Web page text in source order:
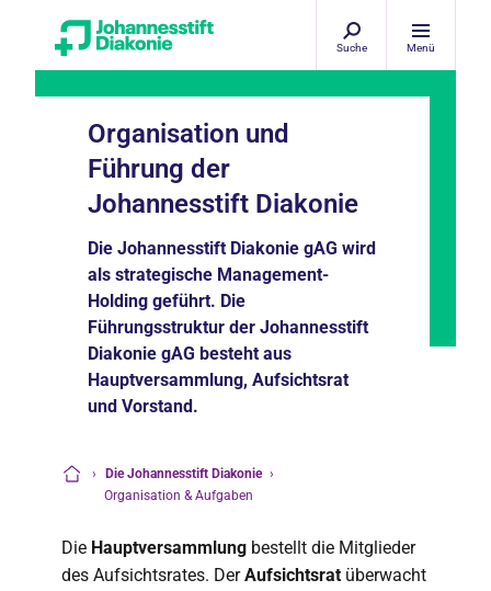
Suche Menü
Organisation und
Führung der
Johannesstift Diakonie
Die Johannesstift Diakonie gAG wird
als strategische Management-
Holding geführt. Die
Führungsstruktur der Johannesstift
Diakonie gAG besteht aus
Hauptversammlung, Aufsichtsrat
und Vorstand.
› Die Johannesstift Diakonie ›
Organisation & Aufgaben
Die Hauptversammlung bestellt die Mitglieder
des Aufsichtsrates. DerAufsichtsrat überwacht